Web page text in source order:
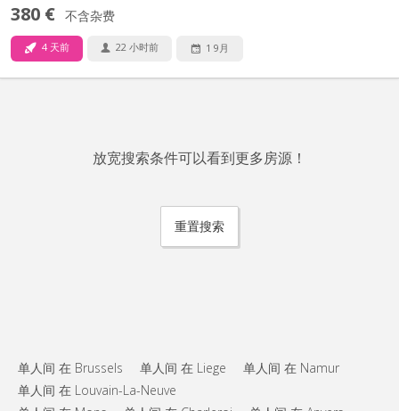
380 € 不含杂费
4 天前 22 小时前 1 9月
放宽搜索条件可以看到更多房源！
重置搜索
单人间 在 Brussels 单人间 在 Liege
单人间 在 Namur
单人间 在 Louvain-La-Neuve